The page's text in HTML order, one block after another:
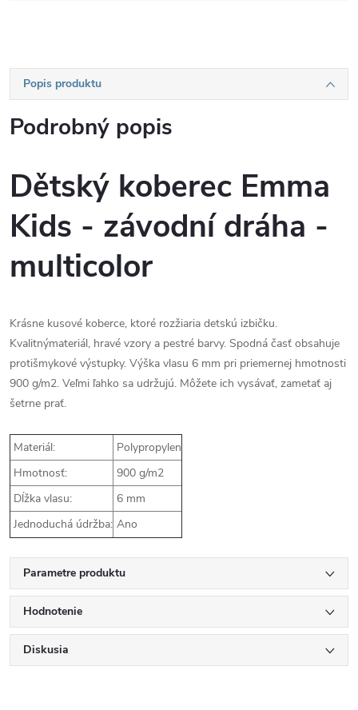
Popis produktu
Podrobný popis
Dětský koberec Emma
Kids - závodní dráha -
multicolor
Krásne kusové koberce, ktoré rozžiaria detskú izbičku.
Kvalitnýmateriál, hravé vzory a pestré barvy. Spodná časť obsahuje
protišmykové výstupky. Výška vlasu 6 mm pri priemernej hmotnosti
900 g/m2. Veľmi ľahko sa udržujú. Môžete ich vysávať, zametať aj
šetrne prať.
Materiál:
Polypropylen
Hmotnosť:
900 g/m2
Dĺžka vlasu:
6 mm
Jednoduchá údržba: Ano
Parametre produktu
Hodnotenie
Diskusia